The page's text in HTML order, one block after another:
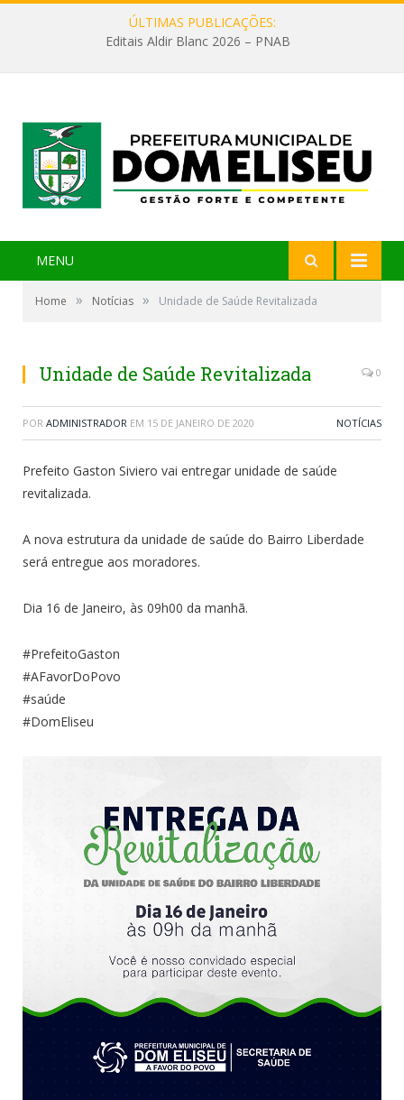
ÚLTIMAS PUBLICAÇÕES:
Editais Aldir Blanc 2026 – PNAB
MENU
Home » Notícias » Unidade de Saúde Revitalizada
Unidade de Saúde Revitalizada 0
POR ADMINISTRADOR EM 15 DE JANEIRO DE 2020 NOTÍCIAS
Prefeito Gaston Siviero vai entregar unidade de saúde
revitalizada.
A nova estrutura da unidade de saúde do Bairro Liberdade
será entregue aos moradores.
Dia 16 de Janeiro, às 09h00 da manhã.
#PrefeitoGaston
#AFavorDoPovo
#saúde
#DomEliseu